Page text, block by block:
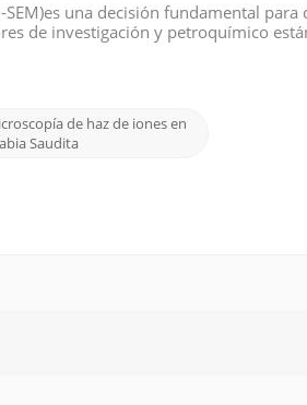
una decisión fundamental para
de investigación y petroquímico
de haz de iones en
Saudita